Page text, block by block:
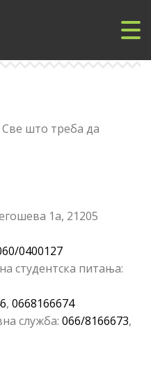
што треба да
1а, 21205
0400127
студентска питања:
, 0668166674
служба: 066/8166673,